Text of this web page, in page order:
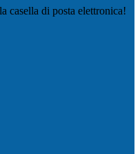
casella di posta elettronica!